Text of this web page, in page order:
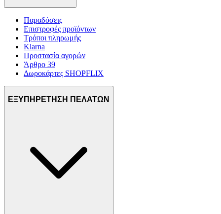
Παραδόσεις
Επιστροφές προϊόντων
Τρόποι πληρωμής
Klarna
Προστασία αγορών
Άρθρο 39
Δωροκάρτες SHOPFLIX
ΕΞΥΠΗΡΕΤΗΣΗ ΠΕΛΑΤΩΝ